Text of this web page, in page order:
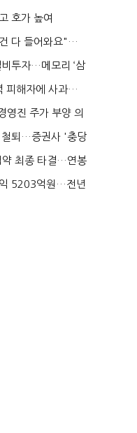
호가 높여
' 20...
다 들어와요"…
...
투자…메모리 ‘삼
피해자에 사과…
영진 주가 부양 의
철퇴…증권사 '충당
약 최종 타결…연봉
5203억원…전년